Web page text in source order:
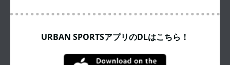
URBAN SPORTSアプリのDLはこちら！